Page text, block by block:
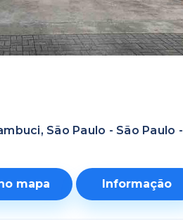
São Paulo - São Paulo -
mapa Informação